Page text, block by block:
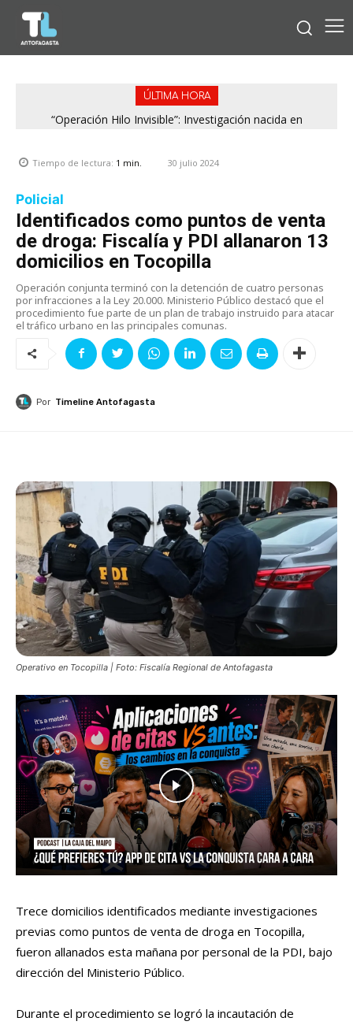
ÚLTIMA HORA
“Operación Hilo Invisible”: Investigación nacida en
Tiempo de lectura: 1 min. 30 julio 2024
Policial
Identificados como puntos de venta
de droga: Fiscalía y PDI allanaron 13
domicilios en Tocopilla
Operación conjunta terminó con la detención de cuatro personas
por infracciones a la Ley 20.000. Ministerio Público destacó que el
procedimiento fue parte de un plan de trabajo instruido para atacar
el tráfico urbano en las principales comunas.
Por Timeline Antofagasta
Operativo en Tocopilla | Foto: Fiscalía Regional de Antofagasta
Trece domicilios identificados mediante investigaciones
previas como puntos de venta de droga en Tocopilla,
fueron allanados esta mañana por personal de la PDI, bajo
dirección del Ministerio Público.
Durante el procedimiento se logró la incautación de